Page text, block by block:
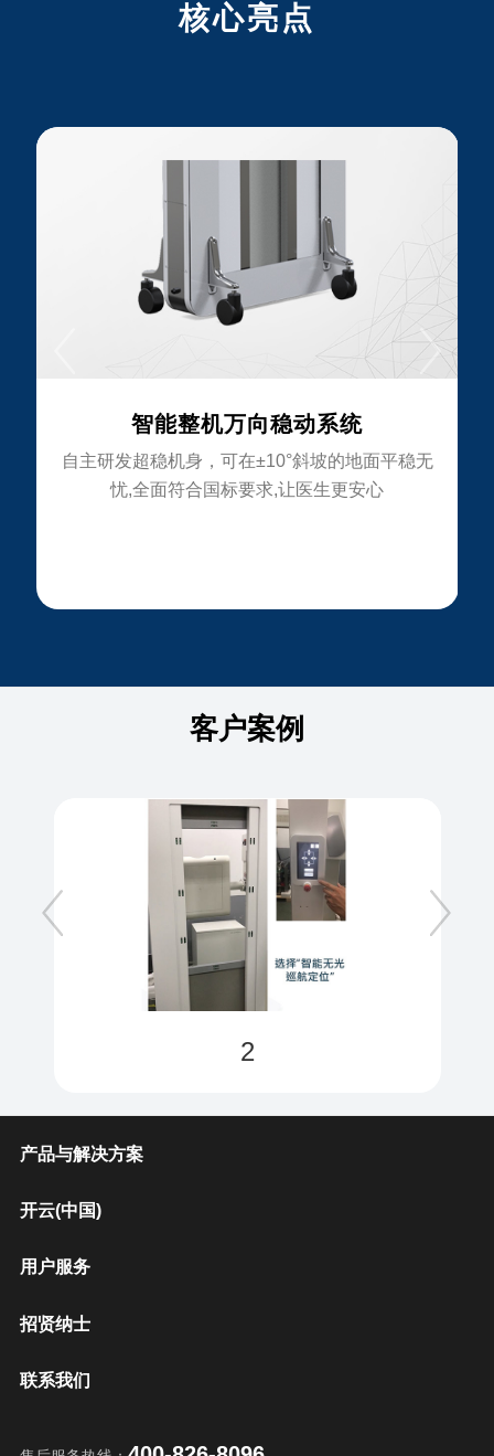
核心亮点
智能整机万向稳动系统
自主研发超稳机身，可在±10°斜坡的地面平稳无
忧,全面符合国标要求,让医生更安心
客户案例
2
产品与解决方案
开云(中国)
用户服务
招贤纳士
联系我们